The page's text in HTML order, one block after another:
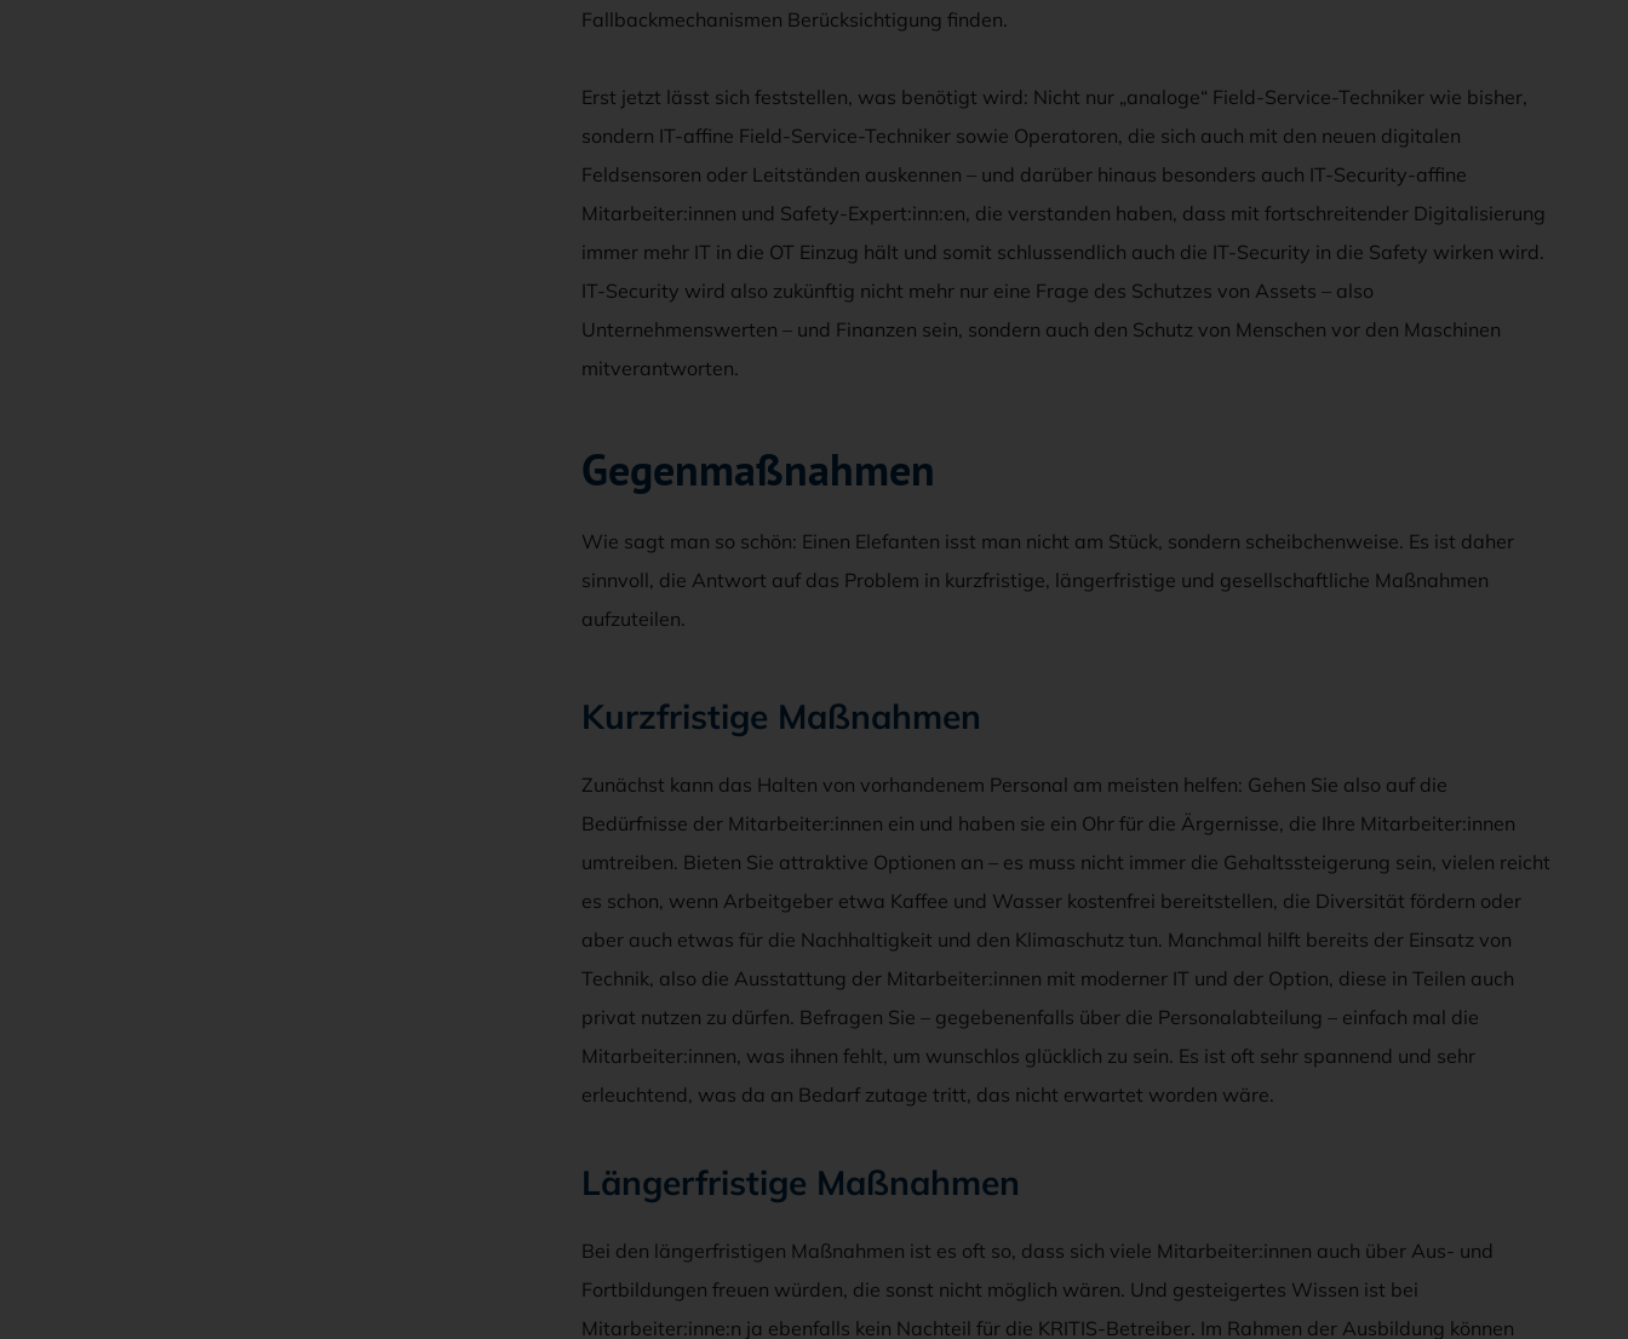
Fallbackmechanismen Berücksichtigung finden.
Erst jetzt lässt sich feststellen, was benötigt wird: Nicht nur „analoge“ Field-Service-Techniker wie bisher,
sondern IT-affine Field-Service-Techniker sowie Operatoren, die sich auch mit den neuen digitalen
Feldsensoren oder Leitständen auskennen – und darüber hinaus besonders auch IT-Security-affine
Mitarbeiter:innen und Safety-Expert:inn:en, die verstanden haben, dass mit fortschreitender Digitalisierung
immer mehr IT in die OT Einzug hält und somit schlussendlich auch die IT-Security in die Safety wirken wird.
IT-Security wird also zukünftig nicht mehr nur eine Frage des Schutzes von Assets – also
Unternehmenswerten – und Finanzen sein, sondern auch den Schutz von Menschen vor den Maschinen
mitverantworten.
Gegenmaßnahmen
Wie sagt man so schön: Einen Elefanten isst man nicht am Stück, sondern scheibchenweise. Es ist daher
sinnvoll, die Antwort auf das Problem in kurzfristige, längerfristige und gesellschaftliche Maßnahmen
aufzuteilen.
Kurzfristige Maßnahmen
Zunächst kann das Halten von vorhandenem Personal am meisten helfen: Gehen Sie also auf die
Bedürfnisse der Mitarbeiter:innen ein und haben sie ein Ohr für die Ärgernisse, die Ihre Mitarbeiter:innen
umtreiben. Bieten Sie attraktive Optionen an – es muss nicht immer die Gehaltssteigerung sein, vielen reicht
es schon, wenn Arbeitgeber etwa Kaffee und Wasser kostenfrei bereitstellen, die Diversität fördern oder
aber auch etwas für die Nachhaltigkeit und den Klimaschutz tun. Manchmal hilft bereits der Einsatz von
Technik, also die Ausstattung der Mitarbeiter:innen mit moderner IT und der Option, diese in Teilen auch
privat nutzen zu dürfen. Befragen Sie – gegebenenfalls über die Personalabteilung – einfach mal die
Mitarbeiter:innen, was ihnen fehlt, um wunschlos glücklich zu sein. Es ist oft sehr spannend und sehr
erleuchtend, was da an Bedarf zutage tritt, das nicht erwartet worden wäre.
Längerfristige Maßnahmen
Bei den längerfristigen Maßnahmen ist es oft so, dass sich viele Mitarbeiter:innen auch über Aus- und
Fortbildungen freuen würden, die sonst nicht möglich wären. Und gesteigertes Wissen ist bei
Mitarbeiter:inne:n ja ebenfalls kein Nachteil für die KRITIS-Betreiber. Im Rahmen der Ausbildung können